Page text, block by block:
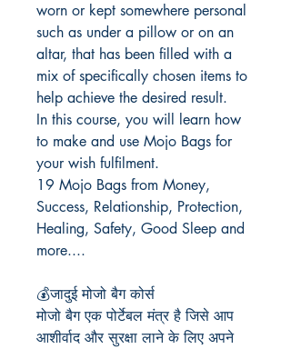
worn or kept somewhere personal
such as under a pillow or on an
altar, that has been filled with a
mix of specifically chosen items to
help achieve the desired result.
In this course, you will learn how
to make and use Mojo Bags for
your wish fulfilment.
19 Mojo Bags from Money,
Success, Relationship, Protection,
Healing, Safety, Good Sleep and
more....
💰जादुई मोजो बैग कोर्स
मोजो बैग एक पोर्टेबल मंत्र है जिसे आप
आशीर्वाद और सुरक्षा लाने के लिए अपने